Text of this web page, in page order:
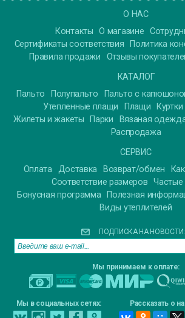
О НАС
Контакты
О магазине
Сертификаты соответствия
Политика
Правила продажи
Отзывы
КАТАЛОГ
Пальто
Полупальто Пальто с
Утепленные плащи
Плащи
Жилеты и жакеты
Парки Вязаная
Распродажа
СЕРВИС
Оплата Доставка Возврат/обмен
Соответствие размеров
Бонусная программа
Полезная
Виды утеплителей
ПОДПИСКА НА НОВОСТИ:
Мы принимаем к оплате:
Мы в социальных сетях: Рассказать о